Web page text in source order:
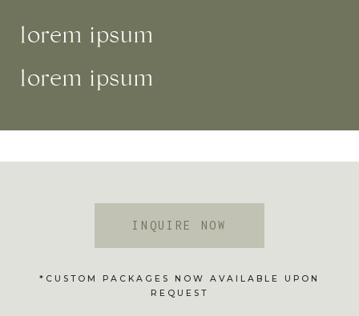
lorem ipsum
lorem ipsum
INQUIRE NOW
*CUSTOM PACKAGES NOW AVAILABLE UPON
REQUEST